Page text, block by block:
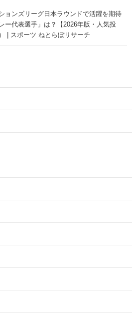
ョンズリーグ日本ラウンドで活躍を期待
ー代表選手」は？【2026年版・人気投
| スポーツ ねとらぼリサーチ